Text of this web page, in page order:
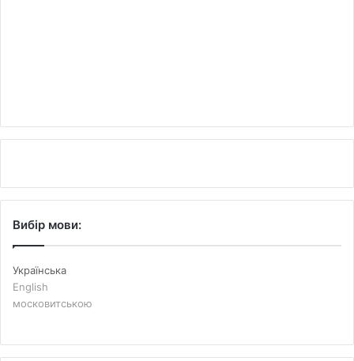
Вибір мови:
Українська
English
московитською